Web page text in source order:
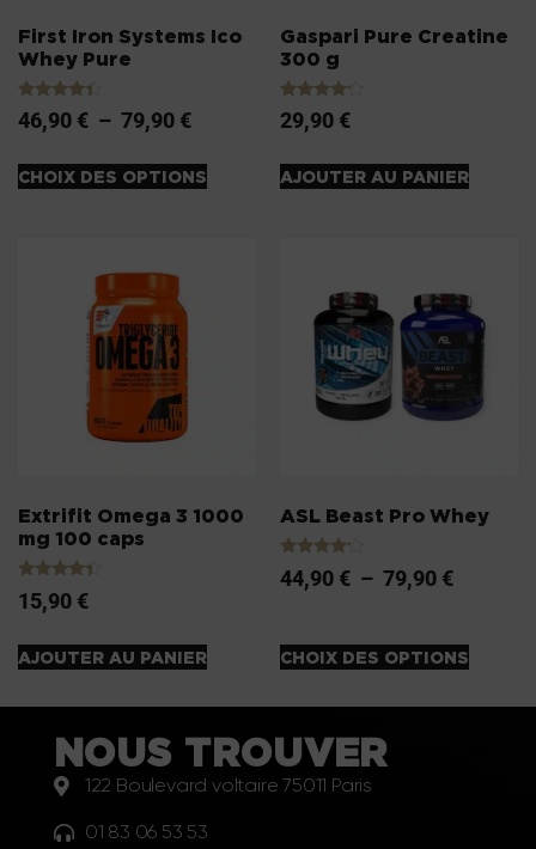
First Iron Systems Ico
Whey Pure
Note
4.20
46,90 € – 79,90 €
CHOIX DES OPTIONS
Gaspari Pure Creatine
300 g
Note
4.00
29,90 €
AJOUTER AU PANIER
Extrifit Omega 3 1000
mg 100 caps
Note
4.20
15,90 €
AJOUTER AU PANIER
ASL Beast Pro Whey
Note
4.00
44,90 € – 79,90 €
CHOIX DES OPTIONS
NOUS TROUVER
122 Boulevard voltaire 75011 Paris
01 83 06 53 53